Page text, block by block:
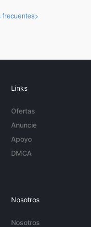
Links
Ofertas
Anuncie
Apoyo
DMCA
Nosotros
Nosotros